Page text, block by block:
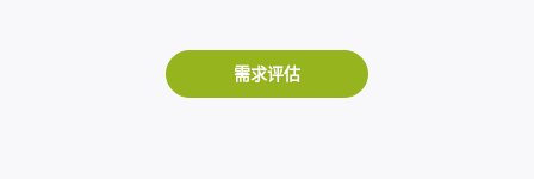
需求评估